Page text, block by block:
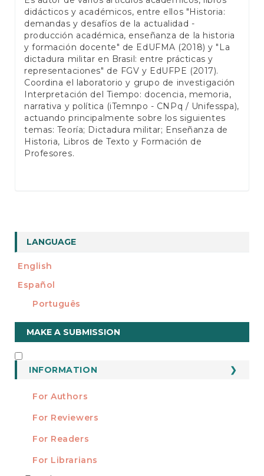
didácticos y académicos, entre ellos "Historia:
demandas y desafíos de la actualidad -
producción académica, enseñanza de la historia
y formación docente" de EdUFMA (2018) y "La
dictadura militar en Brasil: entre prácticas y
representaciones" de FGV y EdUFPE (2017).
Coordina el laboratorio y grupo de investigación
Interpretación del Tiempo: docencia, memoria,
narrativa y política (iTemnpo - CNPq / Unifesspa),
actuando principalmente sobre los siguientes
temas: Teoría; Dictadura militar; Enseñanza de
Historia, Libros de Texto y Formación de
Profesores.
LANGUAGE
English
Español
Português
Make
a
Submission
MAKE A SUBMISSION
INFORMATION
For Authors
For Reviewers
For Readers
For Librarians